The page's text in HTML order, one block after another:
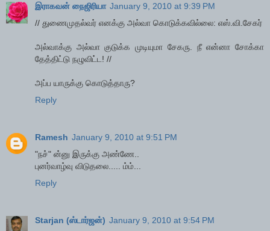
இராகவன் நைஜிரியா January 9, 2010 at 9:39 PM
// துணைமுதல்வர் எனக்கு அல்வா கொடுக்கவில்லை: எஸ்.வி.சேகர்
அல்வாக்கு அல்வா குடுக்க முடியுமா சேகரு. நீ என்னா சோக்கா
தேத்திட்டு நழுவிட்ட! //
அப்ப யாருக்கு கொடுத்தாரு?
Reply
Ramesh January 9, 2010 at 9:51 PM
"நச்" ன்னு இருக்கு அண்ணே..
புனர்வாழ்வு விடுதலை..... ம்ம்...
Reply
Starjan (ஸ்டார்ஜன்) January 9, 2010 at 9:54 PM